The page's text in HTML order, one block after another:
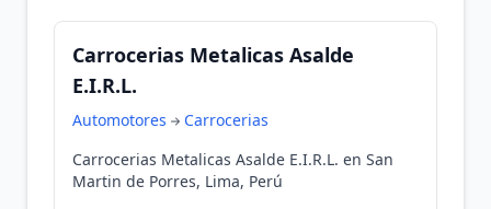
Carrocerias Metalicas Asalde
E.I.R.L.
Automotores
Carrocerias
Carrocerias Metalicas Asalde E.I.R.L. en San
Martin de Porres, Lima, Perú